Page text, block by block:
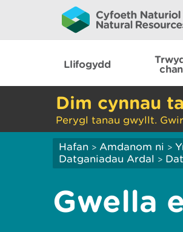
Llifogydd
Dim cynnau
Perygl tanau gwyllt.
Hafan > Amdanom ni >
Datganiadau Ardal >
Gwella